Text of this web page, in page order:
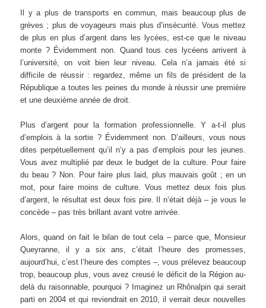
Il y a plus de transports en commun, mais beaucoup plus de
grèves ; plus de voyageurs mais plus d’insécurité. Vous mettez
de plus en plus d’argent dans les lycées, est-ce que le niveau
monte ? Évidemment non. Quand tous ces lycéens arrivent à
l’université, on voit bien leur niveau. Cela n’a jamais été si
difficile de réussir : regardez, même un fils de président de la
République a toutes les peines du monde à réussir une première
et une deuxième année de droit.
Plus d’argent pour la formation professionnelle. Y a-t-il plus
d’emplois à la sortie ? Évidemment non. D’ailleurs, vous nous
dites perpétuellement qu’il n’y a pas d’emplois pour les jeunes.
Vous avez multiplié par deux le budget de la culture. Pour faire
du beau ? Non. Pour faire plus laid, plus mauvais goût ; en un
mot, pour faire moins de culture. Vous mettez deux fois plus
d’argent, le résultat est deux fois pire. Il n’était déjà – je vous le
concède – pas très brillant avant votre arrivée.
Alors, quand on fait le bilan de tout cela – parce que, Monsieur
Queyranne, il y a six ans, c’était l’heure des promesses,
aujourd’hui, c’est l’heure des comptes –, vous prélevez beaucoup
trop, beaucoup plus, vous avez creusé le déficit de la Région au-
delà du raisonnable, pourquoi ? Imaginez un Rhônalpin qui serait
parti en 2004 et qui reviendrait en 2010, il verrait deux nouvelles